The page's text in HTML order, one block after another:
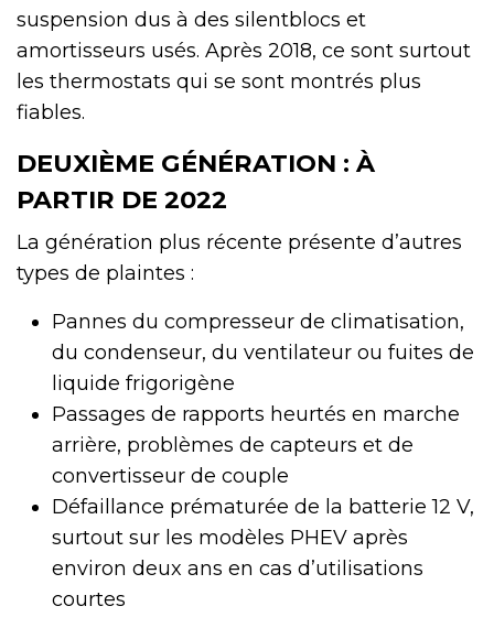
suspension dus à des silentblocs et
amortisseurs usés. Après 2018, ce sont surtout
les thermostats qui se sont montrés plus
fiables.
DEUXIÈME GÉNÉRATION : À
PARTIR DE 2022
La génération plus récente présente d’autres
types de plaintes :
Pannes du compresseur de climatisation,
du condenseur, du ventilateur ou fuites de
liquide frigorigène
Passages de rapports heurtés en marche
arrière, problèmes de capteurs et de
convertisseur de couple
Défaillance prématurée de la batterie 12 V,
surtout sur les modèles PHEV après
environ deux ans en cas d’utilisations
courtes